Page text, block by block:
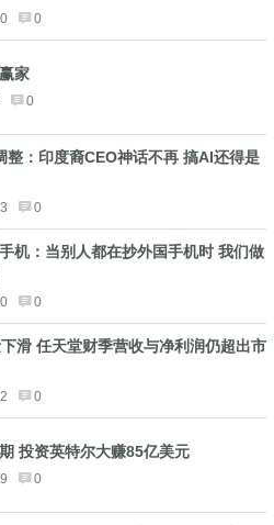
0
家
0
：印度裔CEO神话不再 搞AI还得是
0
机：当别人都在抄外国手机时 我们做
0
滑 任天堂财季营收与净利润仍超出市
0
投资英特尔大赚85亿美元
0